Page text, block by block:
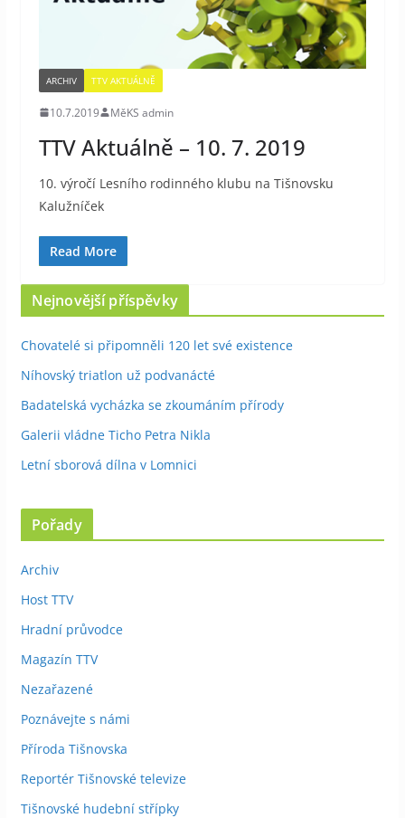
ARCHIV TTV AKTUÁLNĚ
10.7.2019 MěKS admin
TTV Aktuálně – 10. 7. 2019
10. výročí Lesního rodinného klubu na Tišnovsku
Kalužníček
Read More
Nejnovější příspěvky
Chovatelé si připomněli 120 let své existence
Níhovský triatlon už podvanácté
Badatelská vycházka se zkoumáním přírody
Galerii vládne Ticho Petra Nikla
Letní sborová dílna v Lomnici
Pořady
Archiv
Host TTV
Hradní průvodce
Magazín TTV
Nezařazené
Poznávejte s námi
Příroda Tišnovska
Reportér Tišnovské televize
Tišnovské hudební střípky